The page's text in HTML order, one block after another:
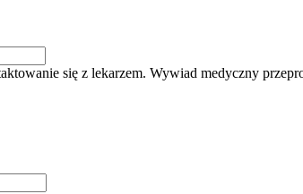
się z lekarzem. Wywiad medyczny